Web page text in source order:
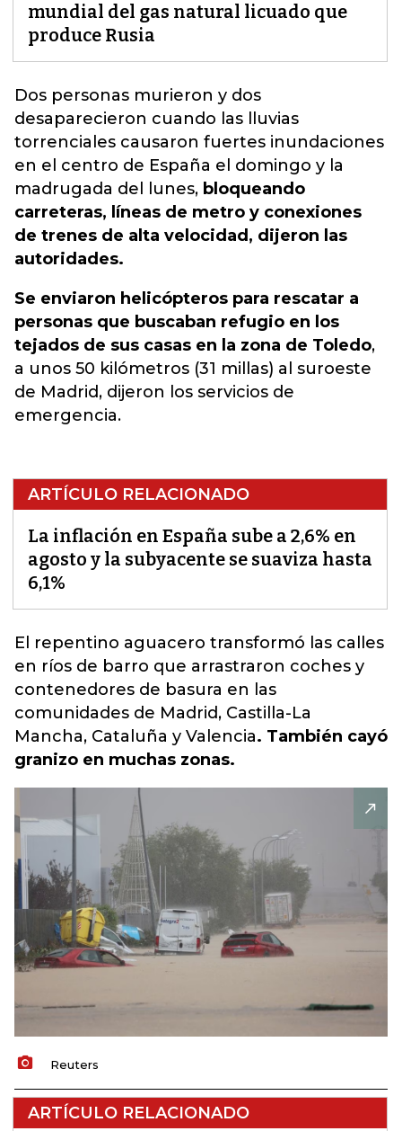
mundial del gas natural licuado que
produce Rusia
Dos personas murieron y dos
desaparecieron cuando las lluvias
torrenciales causaron fuertes inundaciones
en el centro de España el domingo y la
madrugada del lunes, bloqueando
carreteras, líneas de metro y conexiones
de trenes de alta velocidad, dijeron las
autoridades.
Se enviaron helicópteros para rescatar a
personas que buscaban refugio en los
tejados de sus casas en la zona de Toledo,
a unos 50 kilómetros (31 millas) al suroeste
de Madrid, dijeron los servicios de
emergencia.
ARTÍCULO RELACIONADO
La inflación en España sube a 2,6% en
agosto y la subyacente se suaviza hasta
6,1%
El repentino aguacero transformó las calles
en ríos de barro que arrastraron coches y
contenedores de basura en las
comunidades de Madrid, Castilla-La
Mancha, Cataluña y Valencia. También cayó
granizo en muchas zonas.
Reuters
ARTÍCULO RELACIONADO